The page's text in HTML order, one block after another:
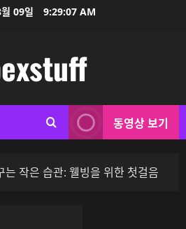
09일 9:29:07 AM
동영상 보기
는 작은 습관: 웰빙을 위한 첫걸음